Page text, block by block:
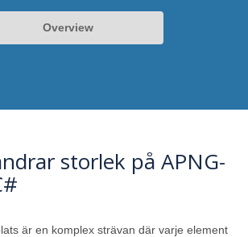
Overview
storlek på APNG-
är en komplex strävan där varje element